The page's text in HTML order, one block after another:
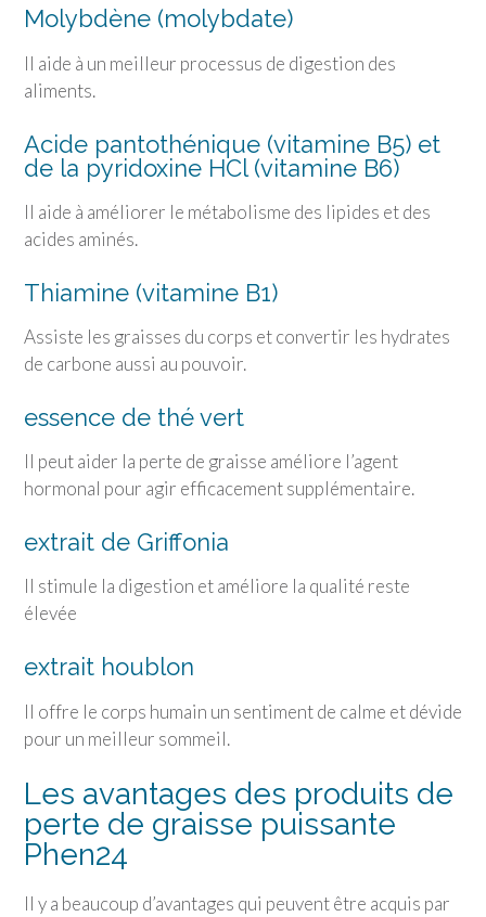
Molybdène (molybdate)
Il aide à un meilleur processus de digestion des
aliments.
Acide pantothénique (vitamine B5) et
de la pyridoxine HCl (vitamine B6)
Il aide à améliorer le métabolisme des lipides et des
acides aminés.
Thiamine (vitamine B1)
Assiste les graisses du corps et convertir les hydrates
de carbone aussi au pouvoir.
essence de thé vert
Il peut aider la perte de graisse améliore l’agent
hormonal pour agir efficacement supplémentaire.
extrait de Griffonia
Il stimule la digestion et améliore la qualité reste
élevée
extrait houblon
Il offre le corps humain un sentiment de calme et dévide
pour un meilleur sommeil.
Les avantages des produits de
perte de graisse puissante
Phen24
Il y a beaucoup d’avantages qui peuvent être acquis par